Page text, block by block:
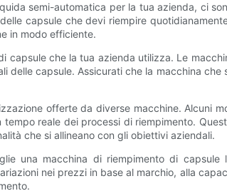
semi-automatica per la tua azienda, ci
capsule che devi riempire
in modo efficiente.
che la tua azienda utilizza. Le
delle capsule. Assicurati che la macchina
offerte da diverse macchine. Alcuni
reale dei processi di riempimento.
che si allineano con gli obiettivi aziendali.
una macchina di riempimento di capsule
nei prezzi in base al marchio, alla